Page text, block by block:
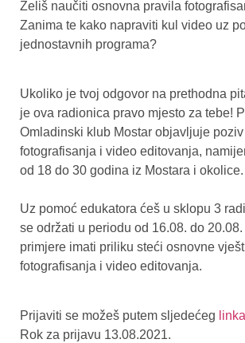
Želiš naučiti osnovna pravila
Zanima te kako napraviti kul video uz
jednostavnih programa?
Ukoliko je tvoj odgovor na prethodna
je ova radionica pravo mjesto za tebe!
Omladinski klub Mostar objavljuje
fotografisanja i video editovanja,
od 18 do 30 godina iz Mostara i okolice.
Uz pomoć edukatora ćeš u sklopu 3
se održati u periodu od 16.08. do
primjere imati priliku steći osnovne
fotografisanja i video editovanja.
Prijaviti se možeš putem sljedećeg linka
Rok za prijavu 13.08.2021.